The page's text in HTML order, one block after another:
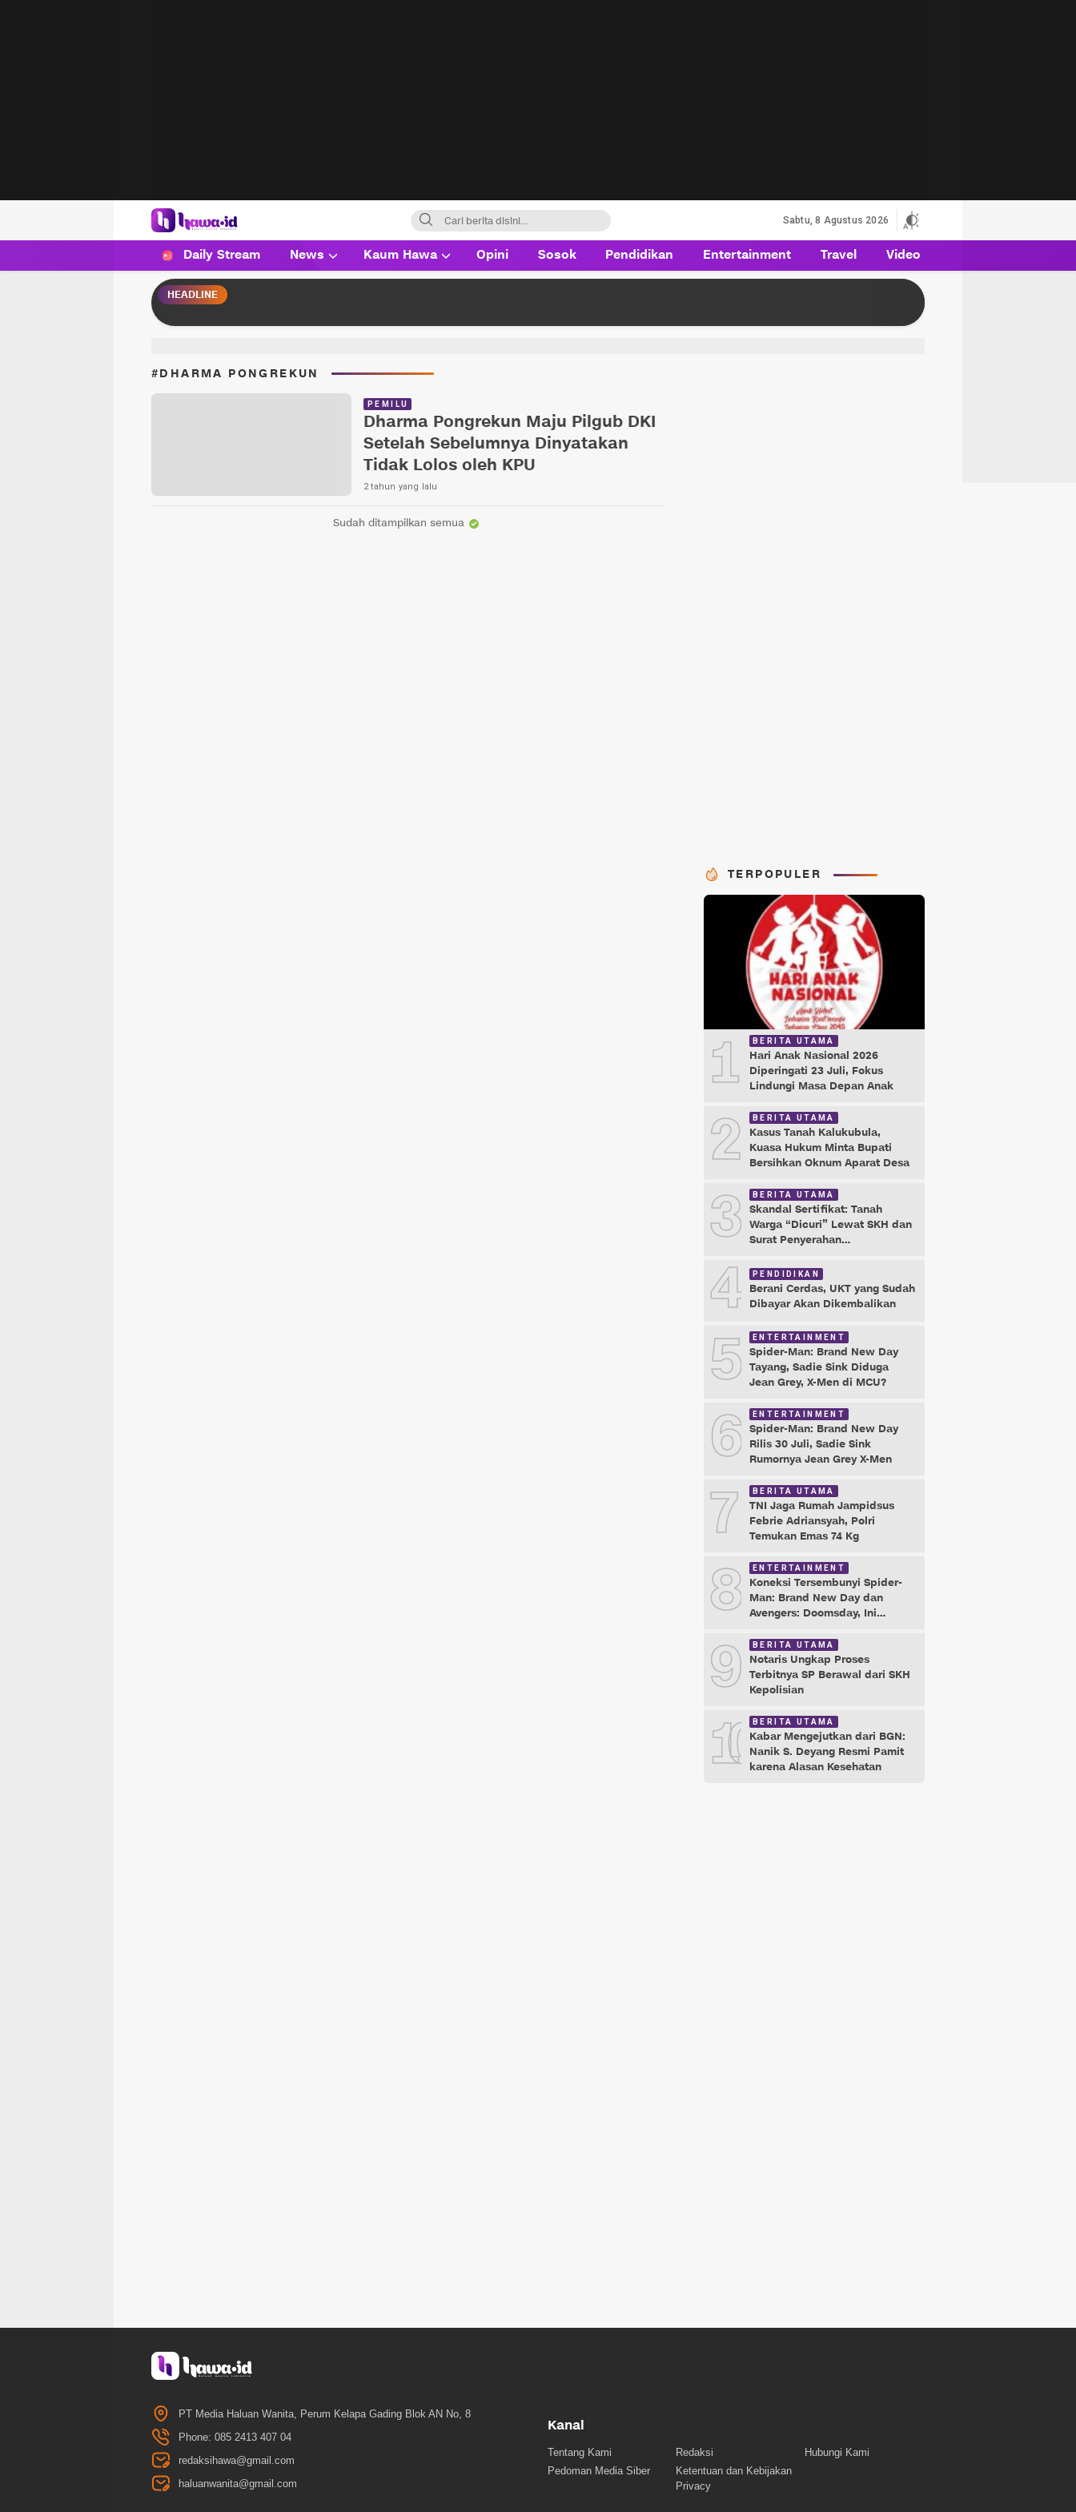
HAWA
Haluan Wanita Indonesia
Sabtu, 8 Agustus 2026
Daily Stream News Kaum Hawa Opini Sosok Pendidikan Entertainment Travel Video
HEADLINE
#DHARMA PONGREKUN
PEMILU
Dharma Pongrekun Maju Pilgub DKI
Setelah Sebelumnya Dinyatakan
Tidak Lolos oleh KPU
2 tahun yang lalu
Sudah ditampilkan semua
TERPOPULER
1 BERITA UTAMA
Hari Anak Nasional 2026
Diperingati 23 Juli, Fokus
Lindungi Masa Depan Anak
2 BERITA UTAMA
Kasus Tanah Kalukubula,
Kuasa Hukum Minta Bupati
Bersihkan Oknum Aparat Desa
3 BERITA UTAMA
Skandal Sertifikat: Tanah
Warga “Dicuri” Lewat SKH dan
Surat Penyerahan
4 PENDIDIKAN
Berani Cerdas, UKT yang Sudah
Dibayar Akan Dikembalikan
5 ENTERTAINMENT
Spider-Man: Brand New Day
Tayang, Sadie Sink Diduga
Jean Grey, X-Men di MCU?
6 ENTERTAINMENT
Spider-Man: Brand New Day
Rilis 30 Juli, Sadie Sink
Rumornya Jean Grey X-Men
7 BERITA UTAMA
TNI Jaga Rumah Jampidsus
Febrie Adriansyah, Polri
Temukan Emas 74 Kg
8 ENTERTAINMENT
Koneksi Tersembunyi Spider-
Man: Brand New Day dan
Avengers: Doomsday, Ini
9 BERITA UTAMA
Notaris Ungkap Proses
Terbitnya SP Berawal dari SKH
Kepolisian
10 BERITA UTAMA
Kabar Mengejutkan dari BGN:
Nanik S. Deyang Resmi Pamit
karena Alasan Kesehatan
PT Media Haluan Wanita, Perum Kelapa Gading Blok AN No, 8
Phone: 085 2413 407 04
redaksihawa@gmail.com
haluanwanita@gmail.com
Kanal
Tentang Kami Redaksi
Hubungi Kami
Pedoman Media Siber
Ketentuan dan Kebijakan
Privacy